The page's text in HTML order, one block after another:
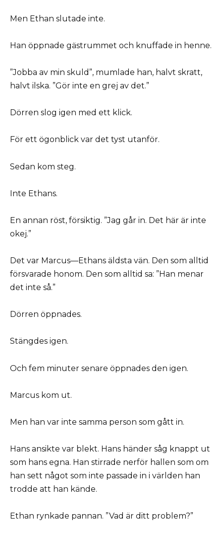
Men Ethan slutade inte.
Han öppnade gästrummet och knuffade in henne.
”Jobba av min skuld”, mumlade han, halvt skratt,
halvt ilska. ”Gör inte en grej av det.”
Dörren slog igen med ett klick.
För ett ögonblick var det tyst utanför.
Sedan kom steg.
Inte Ethans.
En annan röst, försiktig. ”Jag går in. Det här är inte
okej.”
Det var Marcus—Ethans äldsta vän. Den som alltid
försvarade honom. Den som alltid sa: ”Han menar
det inte så.”
Dörren öppnades.
Stängdes igen.
Och fem minuter senare öppnades den igen.
Marcus kom ut.
Men han var inte samma person som gått in.
Hans ansikte var blekt. Hans händer såg knappt ut
som hans egna. Han stirrade nerför hallen som om
han sett något som inte passade in i världen han
trodde att han kände.
Ethan rynkade pannan. ”Vad är ditt problem?”